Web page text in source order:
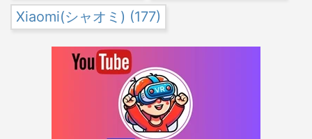
Xiaomi(シャオミ) (177)